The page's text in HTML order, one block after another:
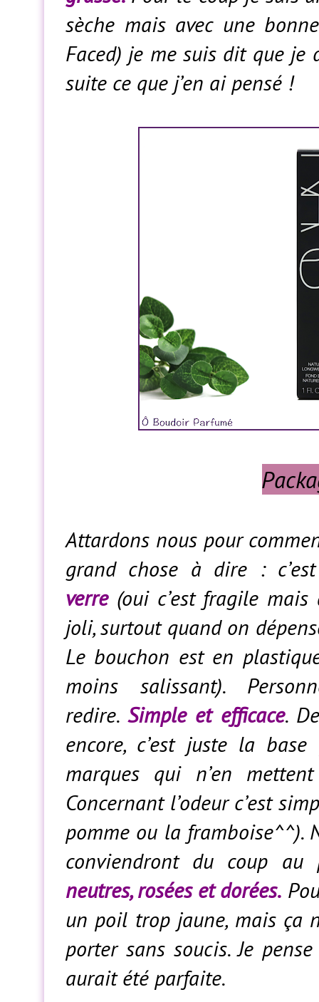
sèche mais avec une
Faced) je me suis dit que je
suite ce que j’en ai pensé !
Attardons nous pour
grand chose à dire :
verre(oui c’est fragile mais
joli, surtout quand on
Le bouchon est en
moins salissant).
redire. Simple et efficace.
encore, c’est juste la
marques qui n’en
Concernant l’odeur c’est
pomme ou la framboise^^).
conviendront du coup
neutres, rosées et dorées.
un poil trop jaune, mais ça
porter sans soucis. Je
aurait été parfaite.